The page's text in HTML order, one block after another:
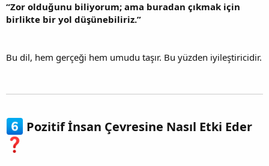
“Zor olduğunu biliyorum; ama buradan çıkmak için
birlikte bir yol düşünebiliriz.”
Bu dil, hem gerçeği hem umudu taşır. Bu yüzden iyileştiricidir.
Pozitif İnsan Çevresine Nasıl Etki Eder